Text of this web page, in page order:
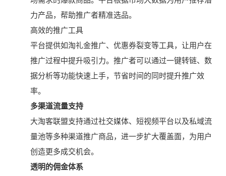
力产品，帮助推广者精准选品。
高效的推广工具
平台提供如淘礼金推广、优惠券裂变等工具，让用户在
推广过程中提升吸引力。推广者可以通过一键转链、数
据分析等功能快速上手，节省时间的同时提升推广效
率。
多渠道流量支持
大淘客联盟支持通过社交媒体、短视频平台以及私域流
量池等多种渠道推广商品，进一步扩大覆盖面，为用户
创造更多成交机会。
透明的佣金体系